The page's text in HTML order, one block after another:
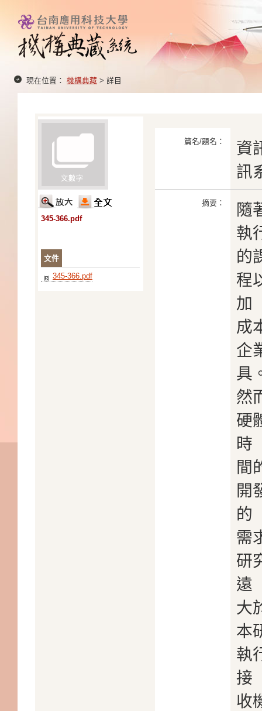
現在位置： 機構典藏 > 詳目
345-366.pdf
文件
345-366.pdf
篇名/題名：
資
訊
摘要：
隨
執
的
程
加
成
企
具
然
硬
時
間
開
的
需
研
遠
大
本
執
接
收